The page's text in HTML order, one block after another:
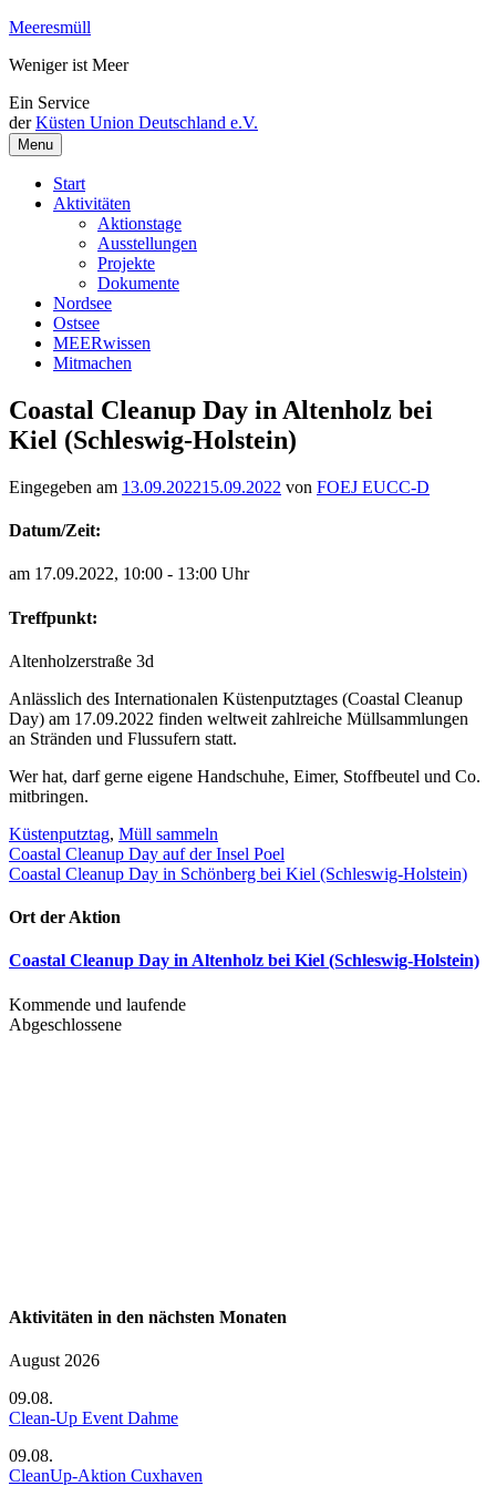
Weiter
Inhalt
Meeresmüll
Weniger ist Meer
Ein Service
derKüsten Union Deutschland e.V.
Menu
Start
Aktivitäten
Aktionstage
Ausstellungen
Projekte
Dokumente
Nordsee
Ostsee
MEERwissen
Mitmachen
Coastal Cleanup Day in Altenholz bei
Kiel (Schleswig-Holstein)
Eingegeben am 13.09.202215.09.2022 von FOEJ EUCC-D
Datum/Zeit:
am 17.09.2022, 10:00 - 13:00 Uhr
Treffpunkt:
Altenholzerstraße 3d
Anlässlich des Internationalen Küstenputztages (Coastal Cleanup
Day) am 17.09.2022 finden weltweit zahlreiche Müllsammlungen
an Stränden und Flussufern statt.
Wer hat, darf gerne eigene Handschuhe, Eimer, Stoffbeutel und Co.
mitbringen.
Küstenputztag, Müll sammeln
Beitragsnavigation
Coastal Cleanup Day auf der Insel Poel
Coastal Cleanup Day in Schönberg bei Kiel (Schleswig-Holstein)
Ort der Aktion
Coastal Cleanup Day in Altenholz bei Kiel (Schleswig-Holstein)
Kommende und laufende
Abgeschlossene
Aktivitäten in den nächsten Monaten
August 2026
09.08.
Clean-Up Event Dahme
09.08.
CleanUp-Aktion Cuxhaven